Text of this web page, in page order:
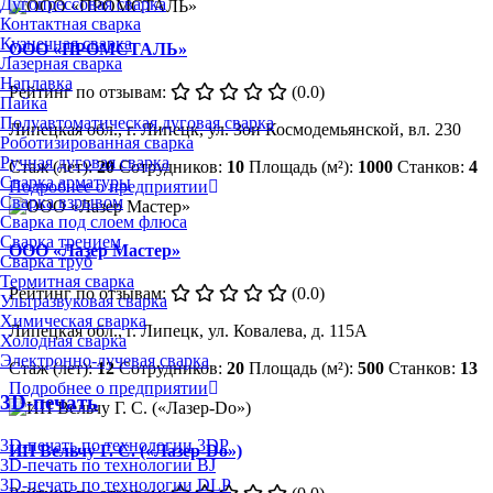
Контактная сварка
Кузнечная сварка
Лазерная сварка
Наплавка
Пайка
Полуавтоматическая дуговая сварка
Роботизированная сварка
Ручная дуговая сварка
Сварка арматуры
Сварка взрывом
Сварка под слоем флюса
Сварка трением
Сварка труб
Термитная сварка
Ультразвуковая сварка
Химическая сварка
Холодная сварка
Электронно-лучевая сварка
3D-печать
3D-печать по технологии 3DP
3D-печать по технологии BJ
3D-печать по технологии DLP
ООО «ПРОМСТАЛЬ»
Рейтинг по отзывам:
(0.0)
Липецкая обл., г. Липецк, ул. Зои Космодемьянской, вл. 230
Стаж (лет):20 Сотрудников: 10 Площадь (м²): 1000 Станков: 4
Подробнее о предприятии
ООО «Лазер Мастер»
Рейтинг по отзывам:
(0.0)
Липецкая обл., г. Липецк, ул. Ковалева, д. 115А
Стаж (лет):12 Сотрудников: 20 Площадь (м²): 500 Станков: 13
Подробнее о предприятии
ИП Вельчу Г. С. («Лазер-Do»)